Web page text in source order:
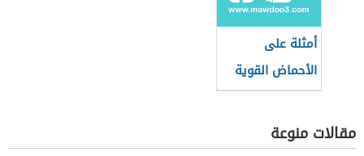
أمثلة على
الأحماض القوية
والضعيفة
مقالات منوعة